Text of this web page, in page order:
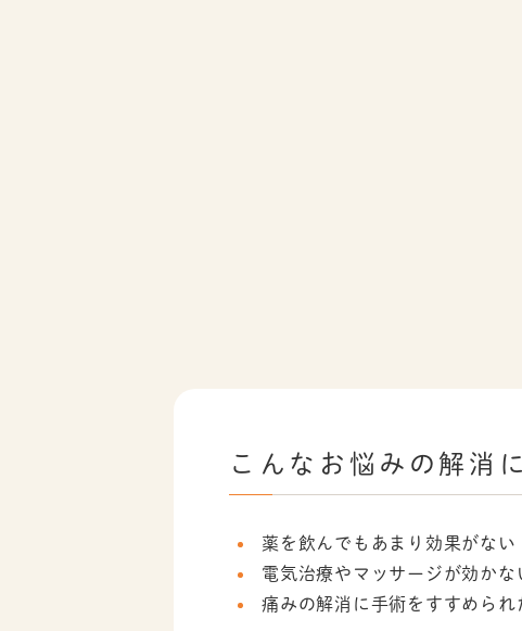
こんなお悩みの解消
薬を飲んでもあまり効果がない
電気治療やマッサージが効かな
痛みの解消に手術をすすめら